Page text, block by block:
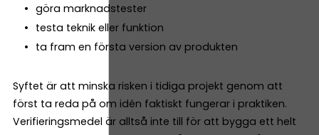
göra marknadstester
testa teknik eller funktion
ta fram en första version av produkten
Syftet är att minska risken i tidiga projekt genom att
först ta reda på om idén faktiskt fungerar i praktiken.
Verifieringsmedel är alltså inte till för att bygga ett helt